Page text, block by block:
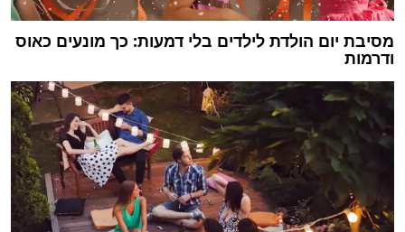
מסיבת יום הולדת לילדים בלי דמעות: כך מונעים כאוס
ודרמות